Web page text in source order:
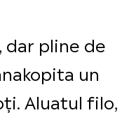
pline de
un
Aluatul filo,